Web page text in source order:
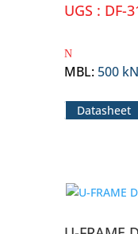
UGS : DF-
MBL: 500 kN
Datasheet